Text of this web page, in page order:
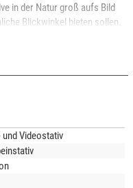
in der Natur groß aufs Bild
Blickwinkel bieten sollen.
schön kurz. Alles in allem
Reisestativ, macht aber auch in
Kaufratgeber: Leofoto-
inspirieren, um das
und Videostativ